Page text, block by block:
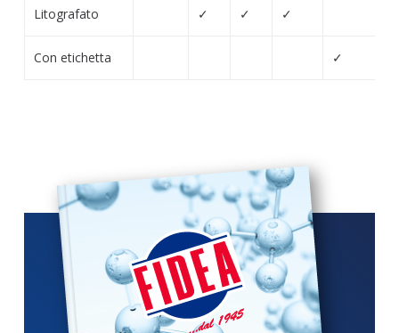
Litografato ✓ ✓ ✓
Con etichetta ✓